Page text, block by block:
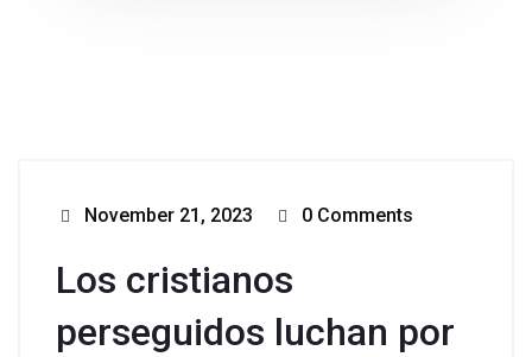
November 21, 2023 0 Comments
Los cristianos
perseguidos luchan por